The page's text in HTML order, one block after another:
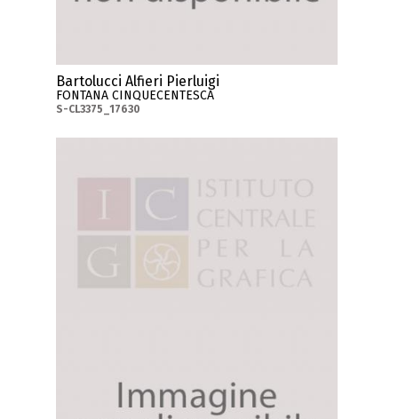
Bartolucci Alfieri Pierluigi
FONTANA CINQUECENTESCA
S-CL3375_17630